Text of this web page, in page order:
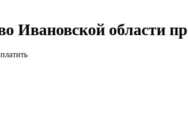
Ивановской области